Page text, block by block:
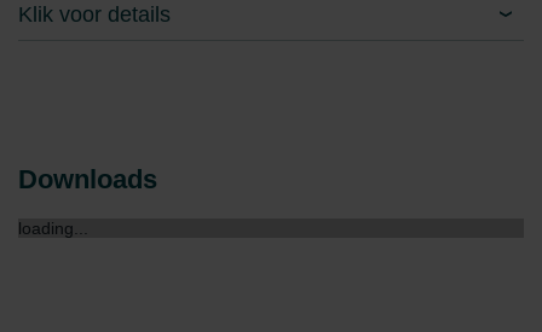
Klik voor details
Downloads
loading...